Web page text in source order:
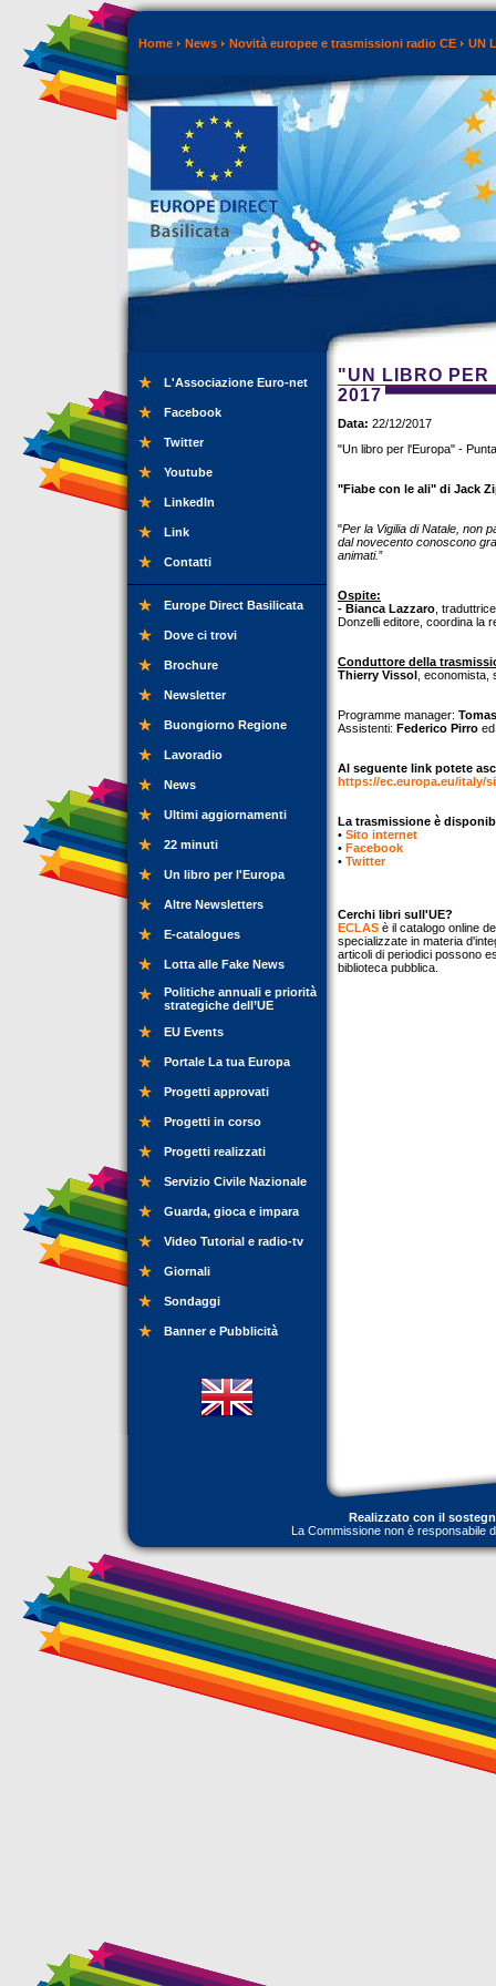
Home News Novità europee e trasmissioni radio CE UN
L'Associazione Euro-net
Facebook
Twitter
Youtube
LinkedIn
Link
Contatti
Europe Direct Basilicata
Dove ci trovi
Brochure
Newsletter
Buongiorno Regione
Lavoradio
News
Ultimi aggiornamenti
22 minuti
Un libro per l'Europa
Altre Newsletters
E-catalogues
Lotta alle Fake News
Politiche annuali e priorità
strategiche dell’UE
EU Events
Portale La tua Europa
Progetti approvati
Progetti in corso
Progetti realizzati
Servizio Civile Nazionale
Guarda, gioca e impara
Video Tutorial e radio-tv
Giornali
Sondaggi
Banner e Pubblicità
"UN LIBRO PER
2017
Data: 22/12/2017
"Un libro per l'Europa" -
"Fiabe con le ali" di Jack
"Per la Vigilia di Natale, non
dal novecento conoscono
animati.”
Ospite:
- Bianca Lazzaro ,
Donzelli editore, coordina la
Conduttore della
Thierry Vissol ,
Programme manager:
Assistenti: Federico Pirro
Al seguente link potete
https://ec.europa.eu/italy/
La trasmissione è
• Sito internet
• Facebook
• Twitter
Cerchi libri sull'UE?
ECLAS è il catalogo online
specializzate in materia
articoli di periodici possono
biblioteca pubblica.
Realizzato con il
La Commissione non è responsabile